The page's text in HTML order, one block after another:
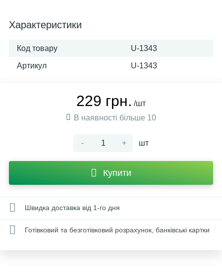
Характеристики
Код товару U-1343
Артикул U-1343
229 грн. /шт
В наявності більше 10
- + шт
Купити
Швидка доставка від 1-го дня
Готівковий та безготівковий розрахунок, банківські картки